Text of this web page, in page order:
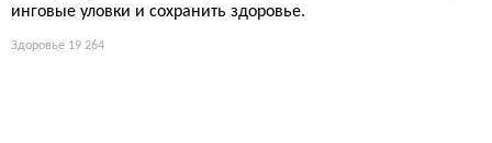
инговые уловки и сохранить здоровье.
Здоровье 19 264